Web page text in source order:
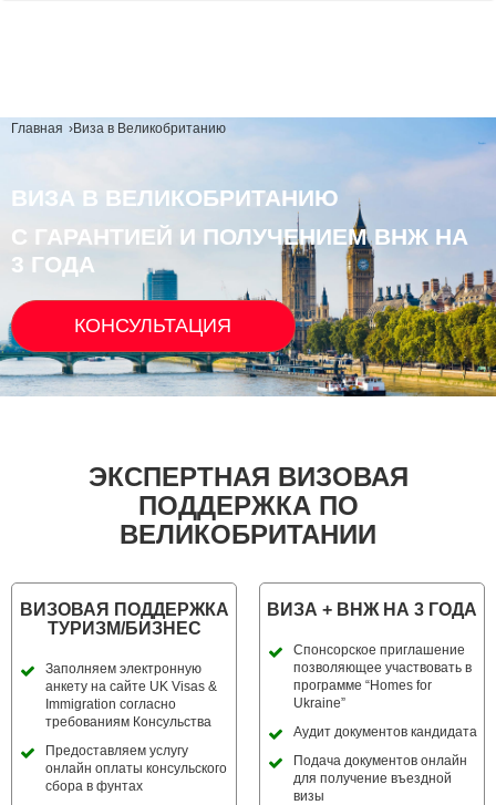
Главная ›Виза в Великобританию
ВИЗА В ВЕЛИКОБРИТАНИЮ
С ГАРАНТИЕЙ И ПОЛУЧЕНИЕМ ВНЖ НА
3 ГОДА
КОНСУЛЬТАЦИЯ
ЭКСПЕРТНАЯ ВИЗОВАЯ
ПОДДЕРЖКА ПО
ВЕЛИКОБРИТАНИИ
ВИЗОВАЯ ПОДДЕРЖКА
ТУРИЗМ/БИЗНЕС
Заполняем электронную
анкету на сайте UK Visas &
Immigration согласно
требованиям Консульства
Предоставляем услугу
онлайн оплаты консульского
сбора в фунтах
ВИЗА + ВНЖ НА 3 ГОДА
Спонсорское приглашение
позволяющее участвовать в
программе “Homes for
Ukraine”
Аудит документов кандидата
Подача документов онлайн
для получение въездной
визы